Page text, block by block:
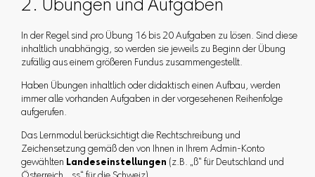
2. Übungen und Aufgaben
In der Regel sind pro Übung 16 bis 20 Aufgaben zu lösen. Sind diese
inhaltlich unabhängig, so werden sie jeweils zu Beginn der Übung
zufällig aus einem größeren Fundus zusammengestellt.
Haben Übungen inhaltlich oder didaktisch einen Aufbau, werden
immer alle vorhanden Aufgaben in der vorgesehenen Reihenfolge
aufgerufen.
Das Lernmodul berücksichtigt die Rechtschreibung und
Zeichensetzung gemäß den von Ihnen in Ihrem Admin-Konto
gewählten Landeseinstellungen (z.B. „ß“ für Deutschland und